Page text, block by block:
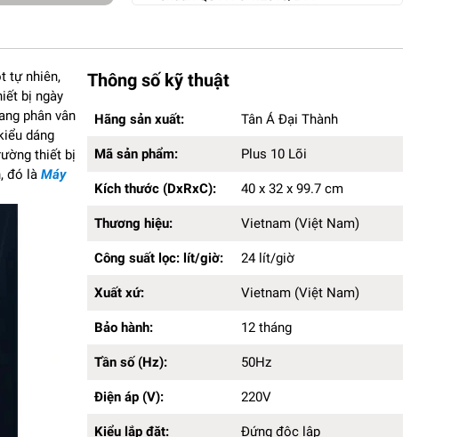
Lõi lọc bù khoáng, bổ sung vi chất tốt
cho sức khỏe
Bảo hành 12 tháng chính hãng
tự nhiên,
bị ngày
phân vân
dáng
thiết bị
đó là Máy
Hãng sản xuất:Tân Á Đại Thành
Mã sản phẩm:
Kích thước (DxRxC):
40 x 32 x 99.7cm
Công suất lọc: lít/giờ:
24 lít/giờ
Bảo hành:12 tháng
Tần số (Hz):
50Hz
Điện áp (V):
220V
Kiểu lắp đặt:
Đứng độc lập
Loại mặt kính:
Công nghệ làm lạnh:
Block
nhựa
Số cấp lọc:10 cấp lọc
Thông số kỹ thuật
Hãng sản xuất: Tân Á Đại Thành
Mã sản phẩm: Plus 10 Lõi
Kích thước (DxRxC): 40 x 32 x 99.7 cm
Thương hiệu: Vietnam (Việt Nam)
Công suất lọc: lít/giờ: 24 lít/giờ
Xuất xứ: Vietnam (Việt Nam)
Bảo hành: 12 tháng
Tần số (Hz): 50Hz
Điện áp (V): 220V
Kiểu lắp đặt: Đứng độc lập